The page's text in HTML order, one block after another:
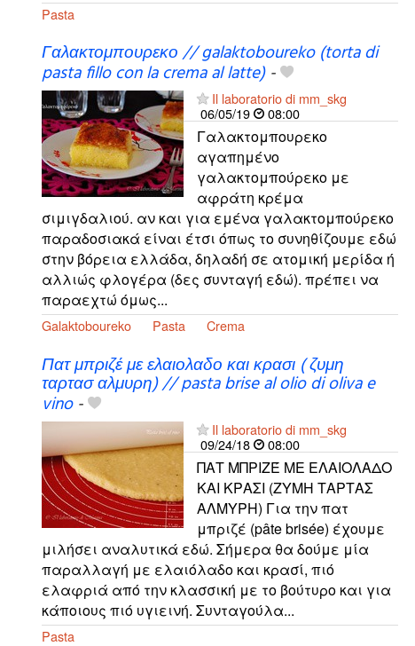
Pasta
Γαλακτομπουρεκο // galaktoboureko (torta di
pasta fillo con la crema al latte)-
Il laboratorio di mm_skg
06/05/19
08:00
Γαλακτομπουρεκο
αγαπημένο
γαλακτομπούρεκο με
αφράτη κρέμα
σιμιγδαλιού. αν και για εμένα γαλακτομπούρεκο
παραδοσιακά είναι έτσι όπως το συνηθίζουμε εδώ
στην βόρεια ελλάδα, δηλαδή σε ατομική μερίδα ή
αλλιώς φλογέρα (δες συνταγή εδώ). πρέπει να
παραεχτώ όμως...
Galaktoboureko Pasta Crema
Πατ μπριζέ με ελαιολαδο και κρασι ( ζυμη
ταρτασ αλμυρη) // pasta brise al olio di oliva e
vino-
Il laboratorio di mm_skg
09/24/18
08:00
ΠΑΤ ΜΠΡΙΖΈ ΜΕ ΕΛΑΙΟΛΑΔΟ
ΚΑΙ ΚΡΑΣΙ (ΖΥΜΗ ΤΑΡΤΑΣ
ΑΛΜΥΡΗ) Για την πατ
μπριζέ (pâte brisée) έχουμε
μιλήσει αναλυτικά εδώ. Σήμερα θα δούμε μία
παραλλαγή με ελαιόλαδο και κρασί, πιό
ελαφριά από την κλασσική με το βούτυρο και για
κάποιους πιό υγιεινή. Συνταγούλα...
Pasta